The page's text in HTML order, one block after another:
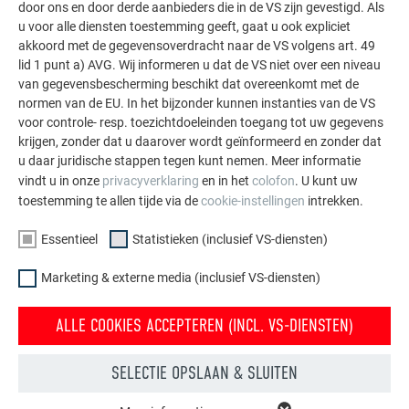
aluminiumoplossingen voor dak, zonne-energie en
gevel.
MEER REFERENTIES BEKIJKEN
door ons en door derde aanbieders die in de VS zijn gevestigd. Als
u voor alle diensten toestemming geeft, gaat u ook expliciet
akkoord met de gegevensoverdracht naar de VS volgens art. 49
lid 1 punt a) AVG. Wij informeren u dat de VS niet over een niveau
van gegevensbescherming beschikt dat overeenkomt met de
normen van de EU. In het bijzonder kunnen instanties van de VS
voor controle- resp. toezichtdoeleinden toegang tot uw gegevens
krijgen, zonder dat u daarover wordt geïnformeerd en zonder dat
u daar juridische stappen tegen kunt nemen. Meer informatie
vindt u in onze privacyverklaring en in het colofon. U kunt uw
toestemming te allen tijde via decookie-instellingen intrekken.
Essentieel Statistieken (inclusief VS-diensten)
Marketing & externe media (inclusief VS-diensten)
ALLE COOKIES ACCEPTEREN (INCL. VS-DIENSTEN)
SELECTIE OPSLAAN & SLUITEN